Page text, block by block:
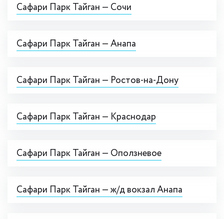
Сафари Парк Тайган — Сочи
Сафари Парк Тайган — Анапа
Сафари Парк Тайган — Ростов-на-Дону
Сафари Парк Тайган — Краснодар
Сафари Парк Тайган — Оползневое
Сафари Парк Тайган — ж/д вокзал Анапа